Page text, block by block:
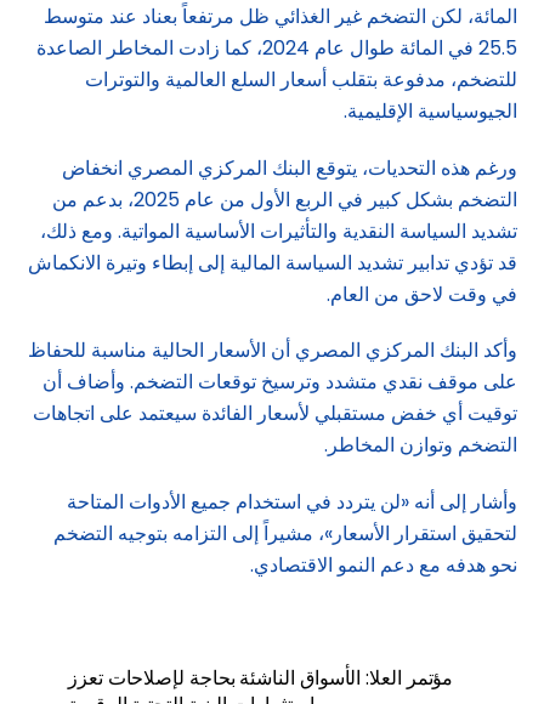
المائة، لكن التضخم غير الغذائي ظل مرتفعاً بعناد عند متوسط
25.5 في المائة طوال عام 2024، كما زادت المخاطر الصاعدة
للتضخم، مدفوعة بتقلب أسعار السلع العالمية والتوترات
الجيوسياسية الإقليمية.
ورغم هذه التحديات، يتوقع البنك المركزي المصري انخفاض
التضخم بشكل كبير في الربع الأول من عام 2025، بدعم من
تشديد السياسة النقدية والتأثيرات الأساسية المواتية. ومع ذلك،
قد تؤدي تدابير تشديد السياسة المالية إلى إبطاء وتيرة الانكماش
في وقت لاحق من العام.
وأكد البنك المركزي المصري أن الأسعار الحالية مناسبة للحفاظ
على موقف نقدي متشدد وترسيخ توقعات التضخم. وأضاف أن
توقيت أي خفض مستقبلي لأسعار الفائدة سيعتمد على اتجاهات
التضخم وتوازن المخاطر.
وأشار إلى أنه «لن يتردد في استخدام جميع الأدوات المتاحة
لتحقيق استقرار الأسعار»، مشيراً إلى التزامه بتوجيه التضخم
نحو هدفه مع دعم النمو الاقتصادي.
مؤتمر العلا: الأسواق الناشئة بحاجة لإصلاحات تعزز